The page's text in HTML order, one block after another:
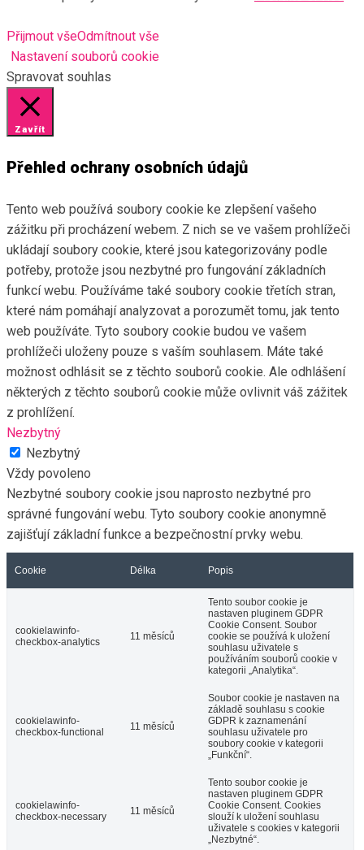
Přijmout všeOdmítnout vše
Nastavení souborů cookie
Spravovat souhlas
Zavřít
Přehled ochrany osobních údajů
Tento web používá soubory cookie ke zlepšení vašeho
zážitku při procházení webem. Z nich se ve vašem prohlížeči
ukládají soubory cookie, které jsou kategorizovány podle
potřeby, protože jsou nezbytné pro fungování základních
funkcí webu. Používáme také soubory cookie třetích stran,
které nám pomáhají analyzovat a porozumět tomu, jak tento
web používáte. Tyto soubory cookie budou ve vašem
prohlížeči uloženy pouze s vaším souhlasem. Máte také
možnost odhlásit se z těchto souborů cookie. Ale odhlášení
některých z těchto souborů cookie může ovlivnit váš zážitek
z prohlížení.
Nezbytný
Nezbytný
Vždy povoleno
Nezbytné soubory cookie jsou naprosto nezbytné pro
správné fungování webu. Tyto soubory cookie anonymně
zajišťují základní funkce a bezpečnostní prvky webu.
Cookie Délka Popis
cookielawinfo-
checkbox-analytics
11 měsíců
Tento soubor cookie je
nastaven pluginem GDPR
Cookie Consent. Soubor
cookie se používá k uložení
souhlasu uživatele s
používáním souborů cookie v
kategorii „Analytika“.
cookielawinfo-
checkbox-functional
11 měsíců
Soubor cookie je nastaven na
základě souhlasu s cookie
GDPR k zaznamenání
souhlasu uživatele pro
soubory cookie v kategorii
„Funkční“.
cookielawinfo-
checkbox-necessary
11 měsíců
Tento soubor cookie je
nastaven pluginem GDPR
Cookie Consent. Cookies
slouží k uložení souhlasu
uživatele s cookies v kategorii
„Nezbytné“.